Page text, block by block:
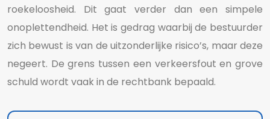
roekeloosheid. Dit gaat verder dan een simpele
onoplettendheid. Het is gedrag waarbij de bestuurder
zich bewust is van de uitzonderlijke risico’s, maar deze
negeert. De grens tussen een verkeersfout en grove
schuld wordt vaak in de rechtbank bepaald.